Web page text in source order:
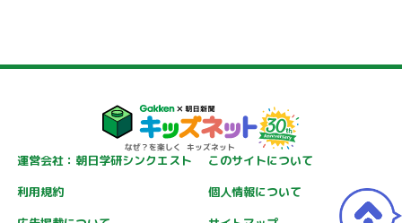
運営会社：朝日学研シンクエスト
このサイトについて
利用規約
個人情報について